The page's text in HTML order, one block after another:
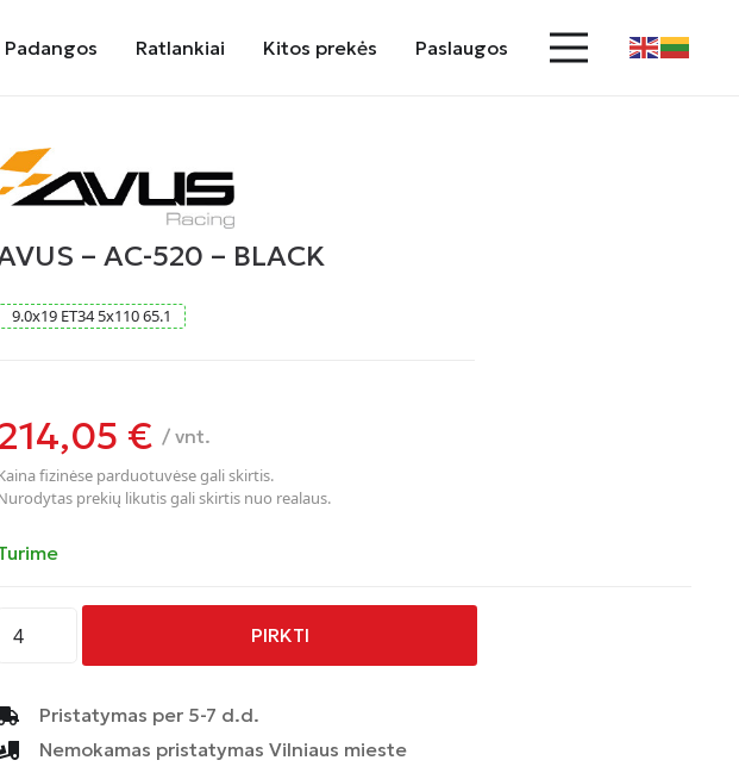
Padangos Ratlankiai Kitos prekės Paslaugos
– AC-520 – BLACK
9.0x19 ET34 5x11065.1
214,05 € / vnt.
fizinėse parduotuvėse gali skirtis.
prekių likutis gali skirtis nuo realaus.
kiekis:
AC-
PIRKTI
Pristatymas per 5-7 d.d.
Nemokamas pristatymas Vilniaus mieste